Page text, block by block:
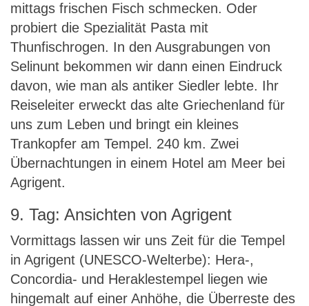
mittags frischen Fisch schmecken. Oder
probiert die Spezialität Pasta mit
Thunfischrogen. In den Ausgrabungen von
Selinunt bekommen wir dann einen Eindruck
davon, wie man als antiker Siedler lebte. Ihr
Reiseleiter erweckt das alte Griechenland für
uns zum Leben und bringt ein kleines
Trankopfer am Tempel. 240 km. Zwei
Übernachtungen in einem Hotel am Meer bei
Agrigent.
9. Tag: Ansichten von Agrigent
Vormittags lassen wir uns Zeit für die Tempel
in Agrigent (UNESCO-Welterbe): Hera-,
Concordia- und Heraklestempel liegen wie
hingemalt auf einer Anhöhe, die Überreste des